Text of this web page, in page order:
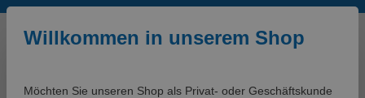
Zum Hauptinhalt springen
Willkommen in unserem Shop
Möchten Sie unseren Shop als Privat- oder Geschäftskunde